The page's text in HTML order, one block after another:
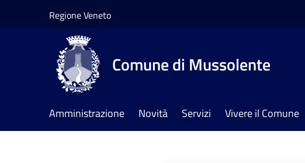
Regione Veneto
Comune di Mussolente
Amministrazione Novità Servizi Vivere il Comune